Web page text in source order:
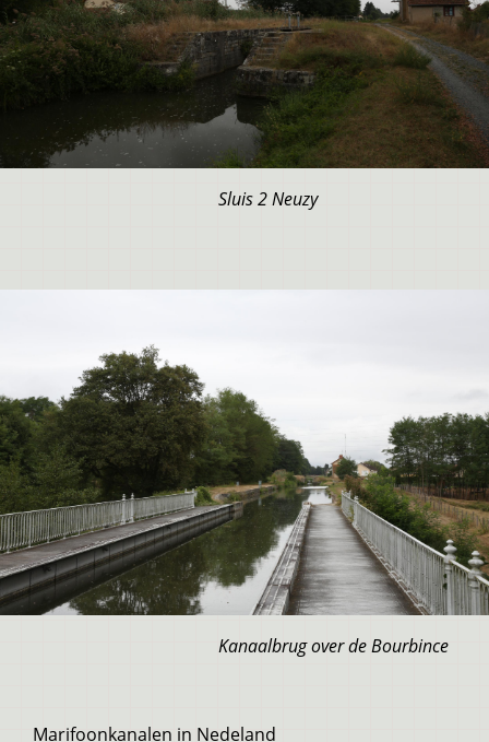
Sluis 2 Neuzy
Kanaalbrug over de Bourbince
Voet
Marifoonkanalen in Nedeland